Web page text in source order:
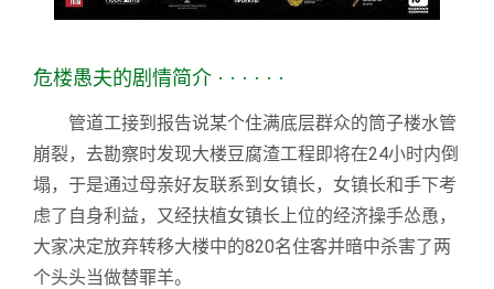
危楼愚夫的剧情简介 · · · · · ·
管道工接到报告说某个住满底层群众的筒子楼水管
崩裂，去勘察时发现大楼豆腐渣工程即将在24小时内倒
塌，于是通过母亲好友联系到女镇长，女镇长和手下考
虑了自身利益，又经扶植女镇长上位的经济操手怂恿，
大家决定放弃转移大楼中的820名住客并暗中杀害了两
个头头当做替罪羊。